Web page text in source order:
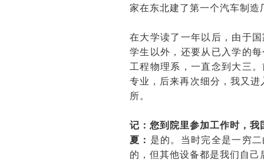
家在东北建了第一个汽车制
在大学读了一年以后，由于
学生以外，还要从已入学的
工程物理系，一直念到大三
专业，后来再次细分，我又
所。
记：您到院里参加工作时，
夏： 是的。当时完全是一穷
的，但其他设备都是我们自